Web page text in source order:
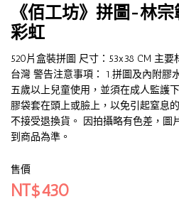
《佰工坊》拼圖-林
彩虹
520片盒裝拼圖 尺寸：53x38 CM 主要
台灣 警告注意事項： 1.拼圖及內附膠
五歲以上兒童使用，並須在成人監護
膠袋套在頭上或臉上，以免引起窒息
不接受退換貨。 因拍攝略有色差，圖
到商品為準。
售價
NT$430